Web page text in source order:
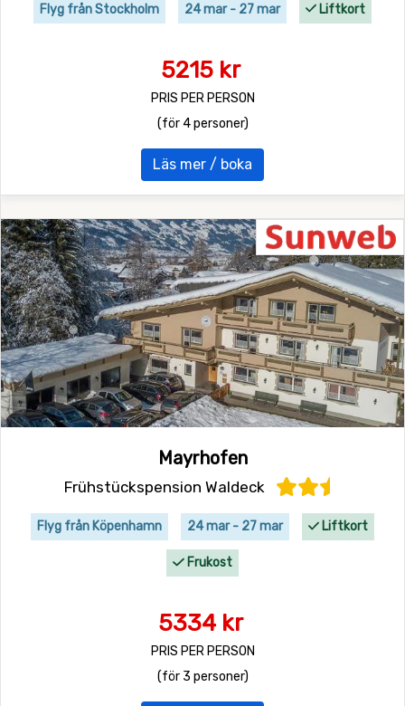
Flyg från Stockholm 24 mar - 27 mar Liftkort
5215 kr
PRIS PER PERSON
(för 4 personer)
Läs mer / boka
Mayrhofen
Frühstückspension Waldeck
Flyg från Köpenhamn 24 mar - 27 mar Liftkort
Frukost
5334 kr
PRIS PER PERSON
(för 3 personer)